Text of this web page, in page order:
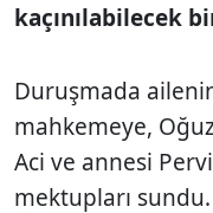
kaçınılabilecek
Duruşmada
mahkemeye,
Aci ve annesi
mektupları sundu.